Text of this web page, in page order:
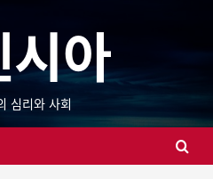
아
심리와 사회